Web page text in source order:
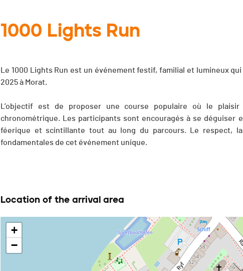
1000 Lights Run
Le 1000 Lights Run est un événement festif, familial et lumineux
2025 à Morat.
L’objectif est de proposer une course populaire où le
chronométrique. Les participants sont encouragés à se déguiser
féerique et scintillante tout au long du parcours. Le respect,
fondamentales de cet événement unique.
Location of the arrival area
+
−